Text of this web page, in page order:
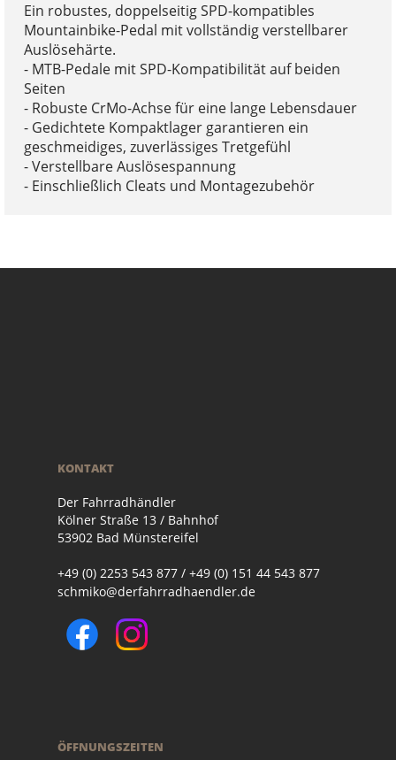
Ein robustes, doppelseitig SPD-kompatibles
Mountainbike-Pedal mit vollständig verstellbarer
Auslösehärte.
- MTB-Pedale mit SPD-Kompatibilität auf beiden
Seiten
- Robuste CrMo-Achse für eine lange Lebensdauer
- Gedichtete Kompaktlager garantieren ein
geschmeidiges, zuverlässiges Tretgefühl
- Verstellbare Auslösespannung
- Einschließlich Cleats und Montagezubehör
KONTAKT
Der Fahrradhändler
Kölner Straße 13 / Bahnhof
53902 Bad Münstereifel
+49 (0) 2253 543 877 / +49 (0) 151 44 543 877
schmiko@derfahrradhaendler.de
ÖFFNUNGSZEITEN